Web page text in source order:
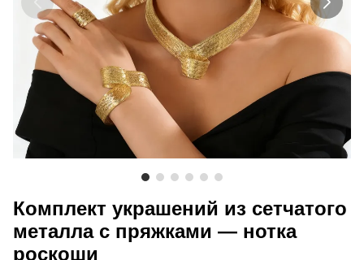
СВЯЖИТЕСЬ С НАМИ
О НАС
Комплект украшений из сетчатого
металла с пряжками — нотка
роскоши